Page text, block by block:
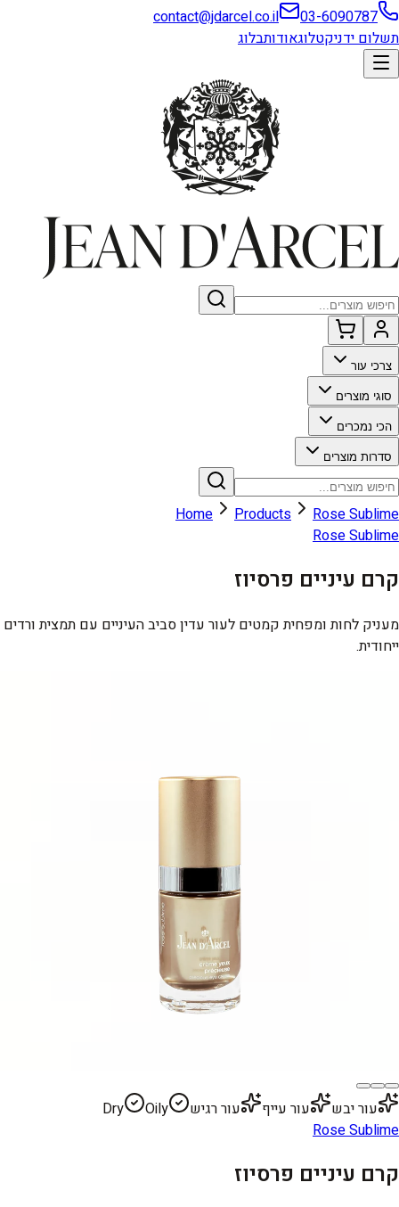
03-6090787
contact@jdarcel.co.il
תשלום ידניקטלוגאודותבלוג
צרכי עור
סוגי מוצרים
הכי נמכרים
סדרות מוצרים
Home Products
Rose Sublime
Rose Sublime
קרם עיניים פרסיוז
מעניק לחות ומפחית קמטים לעור עדין סביב העיניים עם תמצית ורדים
ייחודית.
עור יבש עור עייף עור רגיש Dry
Oily
Rose Sublime
קרם עיניים פרסיוז